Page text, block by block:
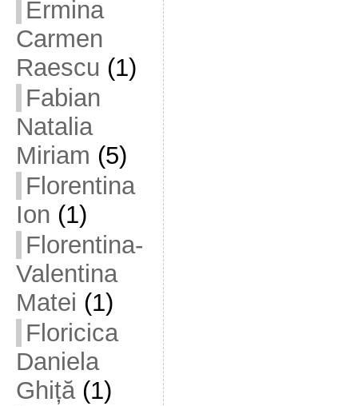
Ermina
Carmen
Raescu (1)
Fabian
Natalia
Miriam (5)
Florentina
Ion (1)
Florentina-
Valentina
Matei (1)
Floricica
Daniela
Ghiță(1)